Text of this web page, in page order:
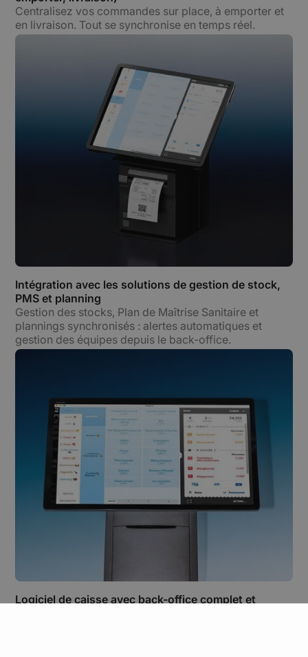
Centralisez vos commandes sur place, à emporter et
en livraison. Tout se synchronise en temps réel.
Intégration avec les solutions de gestion de stock,
PMS et planning
Gestion des stocks, Plan de Maîtrise Sanitaire et
plannings synchronisés : alertes automatiques et
gestion des équipes depuis le back-office.
Logiciel de caisse avec back-office complet et